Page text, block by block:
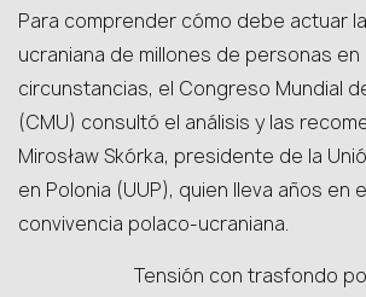
Para comprender cómo debe actuar
ucraniana de millones de personas
circunstancias, el Congreso Mundial
(CMU) consultó el análisis y las
Mirosław Skórka, presidente de la
en Polonia (UUP), quien lleva años en
convivencia polaco-ucraniana.
Tensión con trasfondo